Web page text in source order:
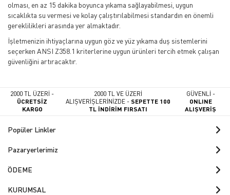
olması, en az 15 dakika boyunca yıkama sağlayabilmesi, uygun
sıcaklıkta su vermesi ve kolay çalıştırılabilmesi standardın en önemli
gereklilikleri arasında yer almaktadır.
İşletmenizin ihtiyaçlarına uygun göz ve yüz yıkama duş sistemlerini
seçerken ANSI Z358.1 kriterlerine uygun ürünleri tercih etmek çalışan
güvenliğini artıracaktır.
2000 TL ÜZERİ -
ÜCRETSİZ
KARGO
2000 TL VE ÜZERİ
ALIŞVERİŞLERİNİZDE -SEPETTE 100
TL İNDİRİM FIRSATI
GÜVENLİ -
ONLINE
ALIŞVERİŞ
Popüler Linkler
Pazaryerlerimiz
ÖDEME
KURUMSAL